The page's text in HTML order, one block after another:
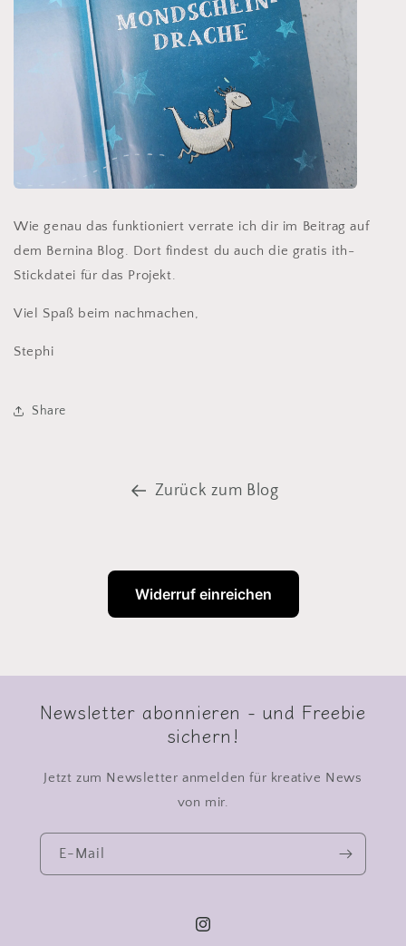
Wie genau das funktioniert verrate ich dir im Beitrag auf
dem Bernina Blog. Dort findest du auch die gratis ith-
Stickdatei für das Projekt.
Viel Spaß beim nachmachen,
Stephi
Share
Zurück zum Blog
Widerruf einreichen
Newsletter abonnieren - und Freebie
sichern!
Jetzt zum Newsletter anmelden für kreative News
von mir.
E-Mail
Instagram